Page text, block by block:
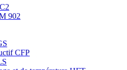
902
CFP